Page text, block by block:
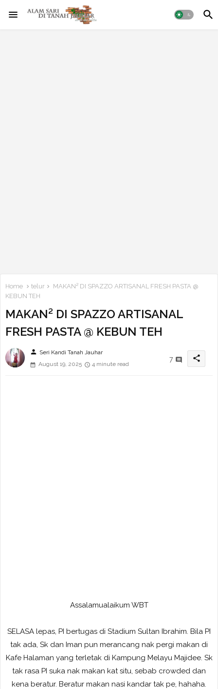
Home telur
MAKAN² DI SPAZZO ARTISANAL FRESH PASTA @
KEBUN TEH
MAKAN² DI SPAZZO ARTISANAL
FRESH PASTA @ KEBUN TEH
person Seri Kandi Tanah Jauhar
August 19, 2025
4 minute read
7 share
Assalamualaikum WBT
SELASA lepas, PI bertugas di Stadium Sultan Ibrahim. Bila PI
tak ada, Sk dan Iman pun merancang nak pergi makan di
Kafe Halaman yang terletak di Kampung Melayu Majidee. Sk
tak rasa PI suka nak makan kat situ, sebab crowded dan
kena beratur. Beratur makan nasi kandar tak pe, hahaha.